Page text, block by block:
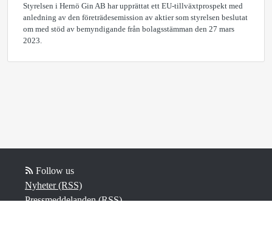
Styrelsen i Hernö Gin AB har upprättat ett EU-tillväxtprospekt med
anledning av den företrädesemission av aktier som styrelsen beslutat
om med stöd av bemyndigande från bolagsstämman den 27 mars
2023.
Follow us
Nyheter (RSS)
Pressmeddelanden (RSS)